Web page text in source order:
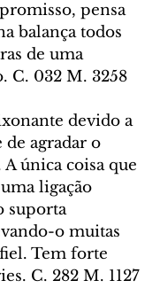
pensa
balança todos
de uma
C. 032 M. 3258
devido a
de agradar o
única coisa que
ligação
suporta
o muitas
Tem forte
C. 282 M. 1127